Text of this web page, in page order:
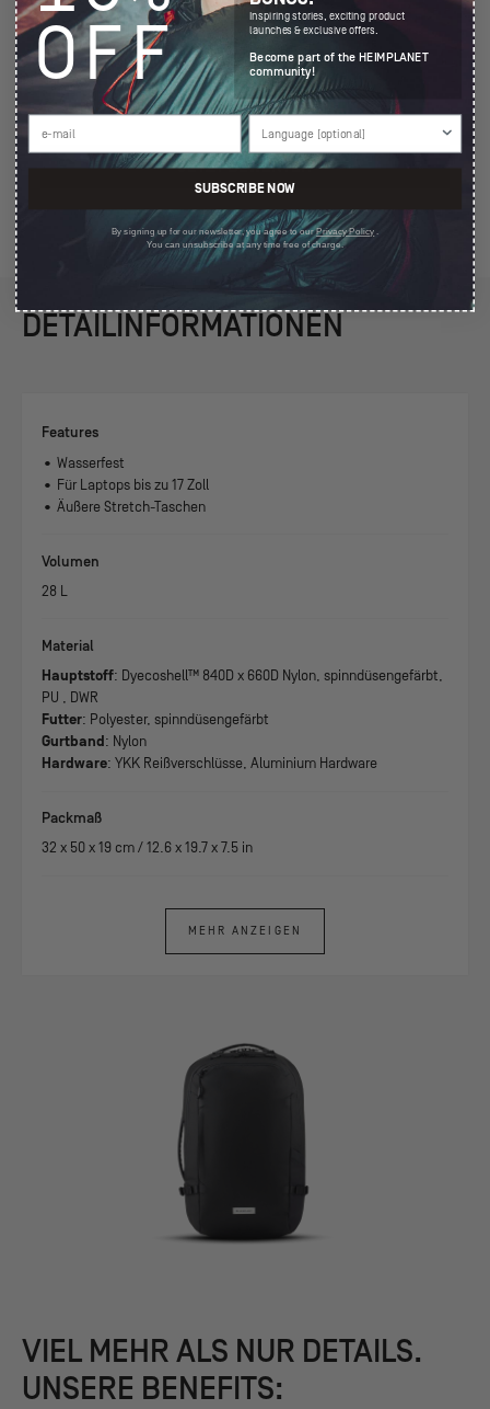
5.00
Basierend auf 1 Bewertung
JETZT BEWERTEN
DETAILINFORMATIONEN
Features
• Wasserfest
• Für Laptops bis zu 17 Zoll
• Äußere Stretch-Taschen
Volumen
28 L
Material
Hauptstoff: Dyecoshell™ 840D x 660D Nylon, spinndüsengefärbt,
PU , DWR
Futter: Polyester, spinndüsengefärbt
Gurtband : Nylon
Hardware: YKK Reißverschlüsse, Aluminium Hardware
Packmaß
32x 50x19 cm /12.6x19.7x7.5 in
MEHR ANZEIGEN
VIEL MEHR ALS NUR DETAILS.
UNSERE BENEFITS:
OFF
Inspiring stories, exciting product
launches & exclusive offers.
Become part of the HEIMPLANET
community!
SUBSCRIBE NOW
By signing up for our newsletter, you agree to ourPrivacy Policy .
You can unsubscribe at any time free of charge.